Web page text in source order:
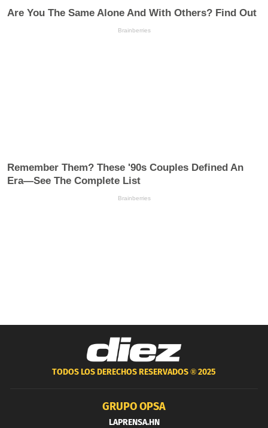
TODOS LOS DERECHOS RESERVADOS ®2025
GRUPO OPSA
LAPRENSA.HN